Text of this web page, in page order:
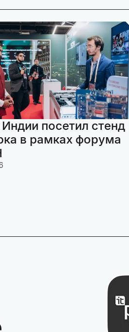
посетил стенд
в рамках форума